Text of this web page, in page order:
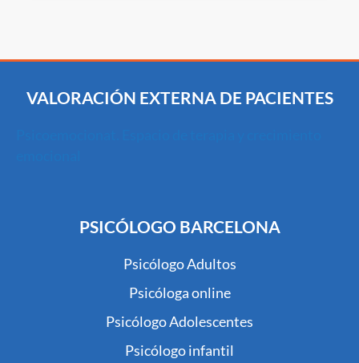
VALORACIÓN EXTERNA DE PACIENTES
PSICÓLOGO BARCELONA
Psicólogo Adultos
Psicóloga online
Psicólogo Adolescentes
Psicólogo infantil